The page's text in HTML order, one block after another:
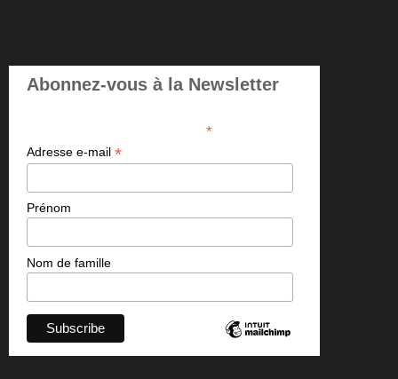
Abonnez-vous à la Newsletter
*indicates required
Adresse e-mail *
Prénom
Nom de famille